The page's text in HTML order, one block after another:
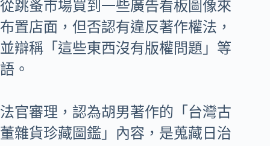
從跳蚤市場買到一些廣告看板圖像來
布置店面，但否認有違反著作權法，
並辯稱「這些東西沒有版權問題」等
語。
法官審理，認為胡男著作的「台灣古
董雜貨珍藏圖鑑」內容，是蒐藏日治